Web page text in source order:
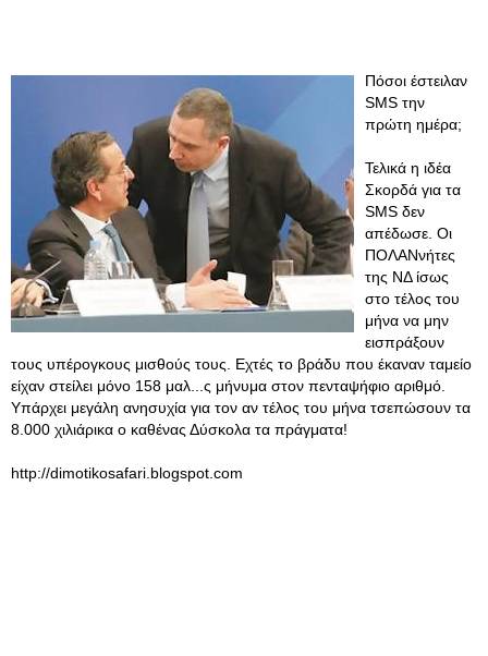
Πόσοι έστειλαν
SMS την
πρώτη ημέρα;
Τελικά η ιδέα
Σκορδά για τα
SMS δεν
απέδωσε. Οι
ΠΟΛΑΝνήτες
της ΝΔ ίσως
στο τέλος του
μήνα να μην
εισπράξουν
τους υπέρογκους μισθούς τους. Εχτές το βράδυ που έκαναν ταμείο
είχαν στείλει μόνο 158 μαλ...ς μήνυμα στον πενταψήφιο αριθμό.
Υπάρχει μεγάλη ανησυχία για τον αν τέλος του μήνα τσεπώσουν τα
8.000 χιλιάρικα ο καθένας Δύσκολα τα πράγματα!
http://dimotikosafari.blogspot.com